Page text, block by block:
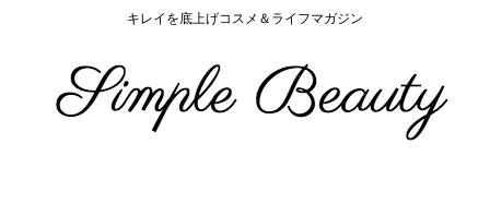
キレイを底上げコスメ＆ライフマガジン